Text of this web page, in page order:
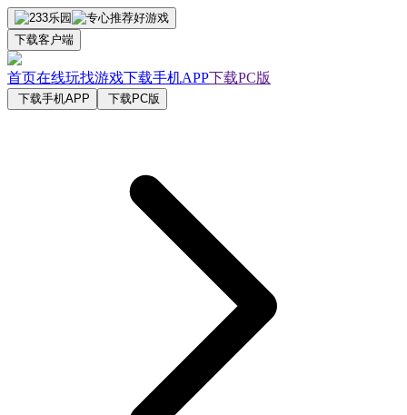
下载客户端
首页在线玩找游戏下载手机APP下载PC版
下载手机APP 下载PC版